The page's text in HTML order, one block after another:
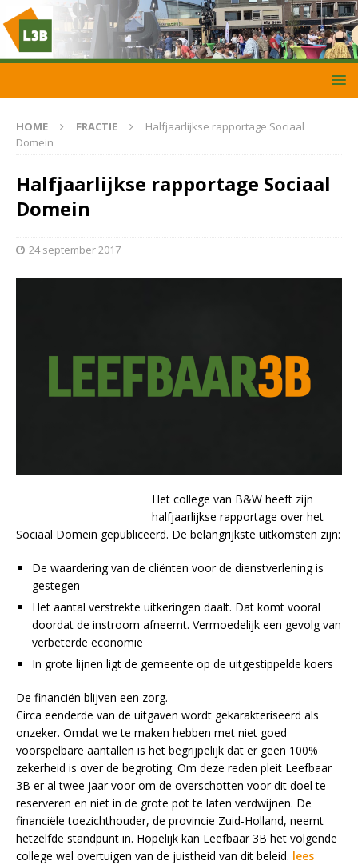
HOME FRACTIE
Halfjaarlijkse rapportage Sociaal
Domein
Halfjaarlijkse rapportage Sociaal
Domein
24 september 2017
Het college van B&W heeft zijn
halfjaarlijkse rapportage over het
Sociaal Domein gepubliceerd. De belangrijkste uitkomsten zijn:
De waardering van de cliënten voor de dienstverlening is
gestegen
Het aantal verstrekte uitkeringen daalt. Dat komt vooral
doordat de instroom afneemt. Vermoedelijk een gevolg van
verbeterde economie
In grote lijnen ligt de gemeente op de uitgestippelde koers
De financiën blijven een zorg.
Circa eenderde van de uitgaven wordt gekarakteriseerd als
onzeker. Omdat we te maken hebben met niet goed
voorspelbare aantallen is het begrijpelijk dat er geen 100%
zekerheid is over de begroting. Om deze reden pleit Leefbaar
3B er al twee jaar voor om de overschotten voor dit doel te
reserveren en niet in de grote pot te laten verdwijnen. De
financiële toezichthouder, de provincie Zuid-Holland, neemt
hetzelfde standpunt in. Hopelijk kan Leefbaar 3B het volgende
college wel overtuigen van de juistheid van dit beleid. lees